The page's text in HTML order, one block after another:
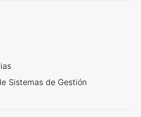
Sistemas de Gestión